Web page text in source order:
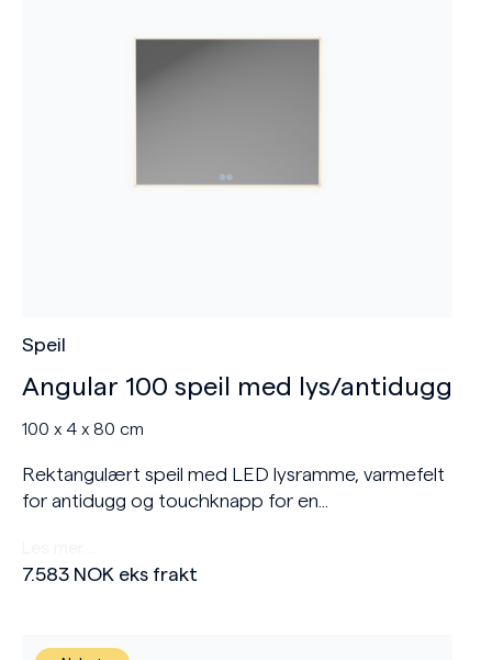
Speil
Angular 100 speil med lys/antidugg
100 x 4 x 80 cm
Rektangulært speil med LED lysramme, varmefelt
for antidugg og touchknapp for en...
7.583 NOK eks frakt